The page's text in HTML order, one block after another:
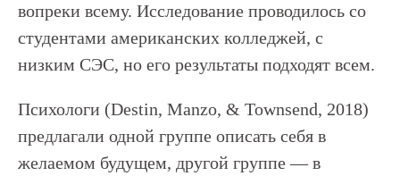
вопреки всему. Исследование проводилось со
студентами американских колледжей, с
низким СЭС, но его результаты подходят всем.
Психологи (Destin, Manzo, & Townsend, 2018)
предлагали одной группе описать себя в
желаемом будущем, другой группе — в